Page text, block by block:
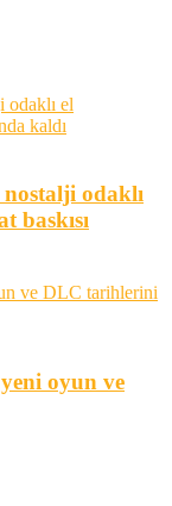
odaklı
baskısı
yeni oyun ve